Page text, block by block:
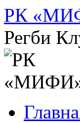
Перейти
содержимому
РК
Регби